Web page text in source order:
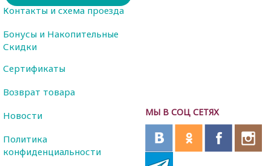
МЫ В СОЦ СЕТЯХ
Контакты и схема проезда
Бонусы и Накопительные
Скидки
Сертификаты
Возврат товара
Новости
Политика
конфиденциальности